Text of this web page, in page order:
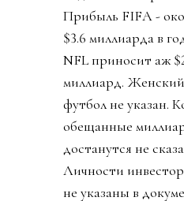
Прибыль FIFA -
$3.6 миллиарда в
NFL приносит аж
миллиард. Женский
футбол не указан.
обещанные
достанутся не
Личности
не указаны в